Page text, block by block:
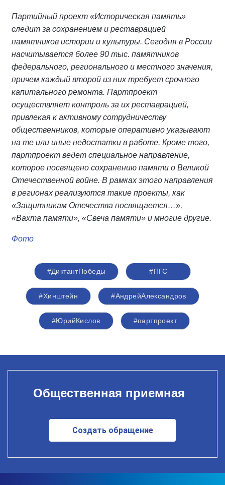
Партийный проект «Историческая память»
следит за сохранением и реставрацией
памятников истории и культуры. Сегодня в России
насчитывается более 90 тыс. памятников
федерального, регионального и местного значения,
причем каждый второй из них требует срочного
капитального ремонта. Партпроект
осуществляет контроль за их реставрацией,
привлекая к активному сотрудничеству
общественников, которые оперативно указывают
на те или иные недостатки в работе. Кроме того,
партпроект ведет специальное направление,
которое посвящено сохранению памяти о Великой
Отечественной войне. В рамках этого направления
в регионах реализуются такие проекты, как
«Защитникам Отечества посвящается…»,
«Вахта памяти», «Свеча памяти» и многие другие.
Фото
#ДиктантПобеды #ПГС
#Хинштейн #АндрейАлександров
#ЮрийКислов #партпроект
Общественная приемная
Создать обращение